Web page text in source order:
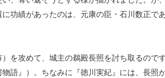
功績があったのは、元康の臣・石川数正で
を攻めて、城主の鵜殿長照を討ち取るので
語』）。ちなみに『徳川実紀』には、長照